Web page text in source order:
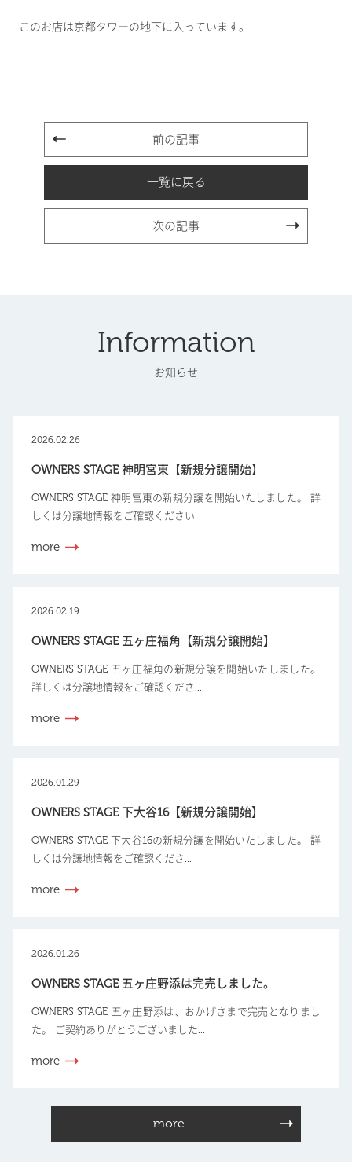
このお店は京都タワーの地下に入っています。
前の記事
一覧に戻る
次の記事
Information
お知らせ
2026.02.26
OWNERS STAGE 神明宮東【新規分譲開始】
OWNERS STAGE 神明宮東の新規分譲を開始いたしました。 詳
しくは分譲地情報をご確認ください...
more
2026.02.19
OWNERS STAGE 五ヶ庄福角【新規分譲開始】
OWNERS STAGE 五ヶ庄福角の新規分譲を開始いたしました。
詳しくは分譲地情報をご確認くださ...
more
2026.01.29
OWNERS STAGE 下大谷16【新規分譲開始】
OWNERS STAGE 下大谷16の新規分譲を開始いたしました。 詳
しくは分譲地情報をご確認くださ...
more
2026.01.26
OWNERS STAGE 五ヶ庄野添は完売しました。
OWNERS STAGE 五ヶ庄野添は、おかげさまで完売となりまし
た。 ご契約ありがとうございました...
more
more